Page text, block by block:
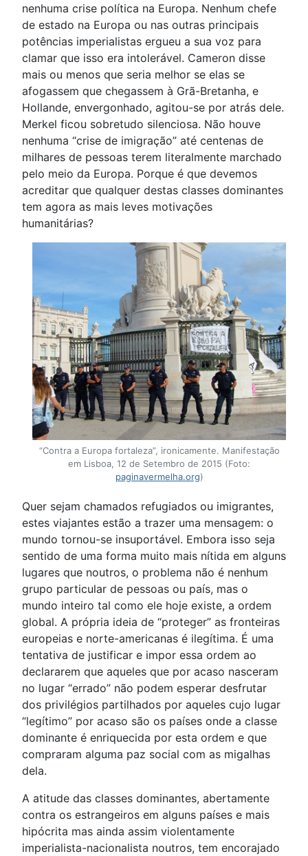
nenhuma crise política na Europa. Nenhum chefe
de estado na Europa ou nas outras principais
potências imperialistas ergueu a sua voz para
clamar que isso era intolerável. Cameron disse
mais ou menos que seria melhor se elas se
afogassem que chegassem à Grã-Bretanha, e
Hollande, envergonhado, agitou-se por atrás dele.
Merkel ficou sobretudo silenciosa. Não houve
nenhuma “crise de imigração” até centenas de
milhares de pessoas terem literalmente marchado
pelo meio da Europa. Porque é que devemos
acreditar que qualquer destas classes dominantes
tem agora as mais leves motivações
humanitárias?
“Contra a Europa fortaleza”, ironicamente. Manifestação
em Lisboa, 12 de Setembro de 2015 (Foto:
paginavermelha.org)
Quer sejam chamados refugiados ou imigrantes,
estes viajantes estão a trazer uma mensagem: o
mundo tornou-se insuportável. Embora isso seja
sentido de uma forma muito mais nítida em alguns
lugares que noutros, o problema não é nenhum
grupo particular de pessoas ou país, mas o
mundo inteiro tal como ele hoje existe, a ordem
global. A própria ideia de “proteger” as fronteiras
europeias e norte-americanas é ilegítima. É uma
tentativa de justificar e impor essa ordem ao
declararem que aqueles que por acaso nasceram
no lugar “errado” não podem esperar desfrutar
dos privilégios partilhados por aqueles cujo lugar
“legítimo” por acaso são os países onde a classe
dominante é enriquecida por esta ordem e que
compraram alguma paz social com as migalhas
dela.
A atitude das classes dominantes, abertamente
contra os estrangeiros em alguns países e mais
hipócrita mas ainda assim violentamente
imperialista-nacionalista noutros, tem encorajado